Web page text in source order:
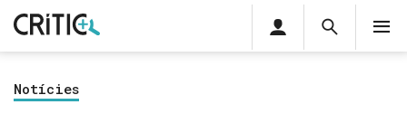
Cerca
privada
Inicia sessió
Notícies